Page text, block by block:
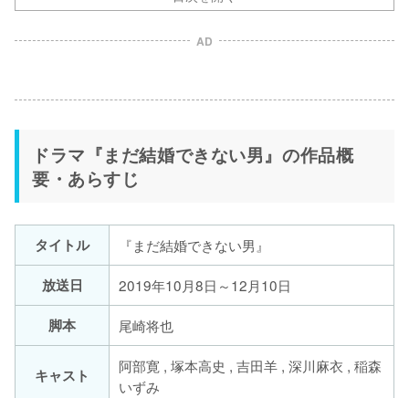
AD
ドラマ『まだ結婚できない男』の作品概
要・あらすじ
タイトル
『まだ結婚できない男』
放送日
2019年10月8日～12月10日
脚本
尾崎将也
キャスト
阿部寛 , 塚本高史 , 吉田羊 , 深川麻衣 , 稲森
いずみ